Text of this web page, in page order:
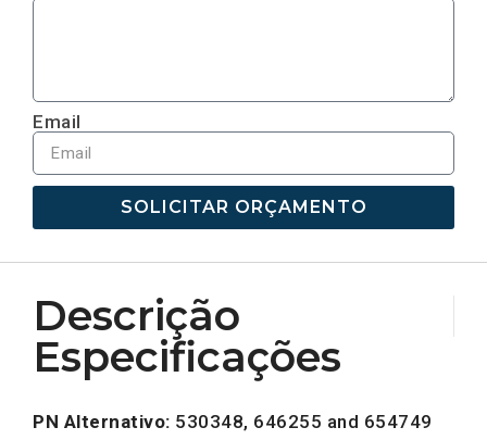
Email
SOLICITAR ORÇAMENTO
Descrição
Especificações
PN Alternativo: 530348, 646255 and 654749